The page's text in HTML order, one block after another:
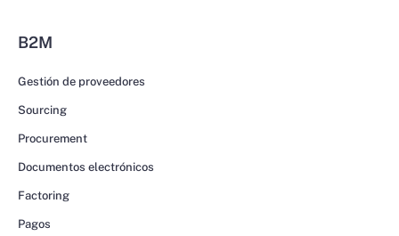
B2M
Gestión de proveedores
Sourcing
Procurement
Documentos electrónicos
Factoring
Pagos